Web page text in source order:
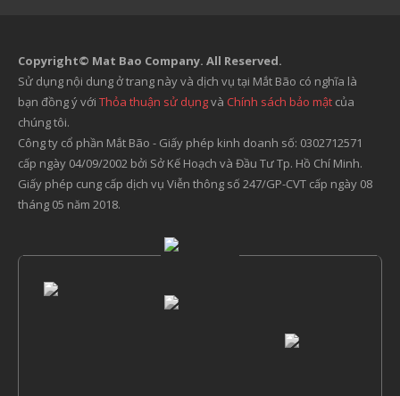
Copyright© Mat Bao Company. All Reserved.
Sử dụng nội dung ở trang này và dịch vụ tại Mắt Bão có nghĩa là
bạn đồng ý với Thỏa thuận sử dụngvà Chính sách bảo mật của
chúng tôi.
Công ty cổ phần Mắt Bão - Giấy phép kinh doanh số: 0302712571
cấp ngày 04/09/2002 bởi Sở Kế Hoạch và Đầu Tư Tp. Hồ Chí Minh.
Giấy phép cung cấp dịch vụ Viễn thông số 247/GP-CVT cấp ngày 08
tháng 05 năm 2018.